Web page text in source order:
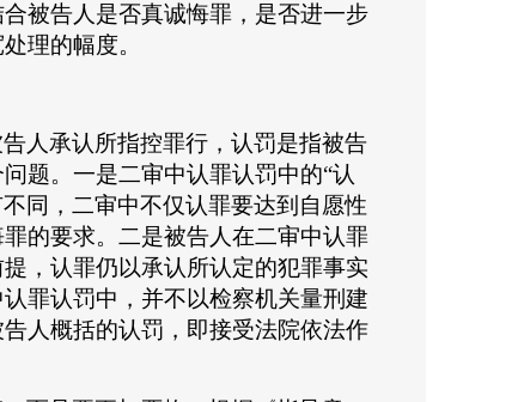
被告人是否真诚悔罪，是否进一步
理的幅度。
人承认所指控罪行，认罚是指被告
题。一是二审中认罪认罚中的“认
同，二审中不仅认罪要达到自愿性
的要求。二是被告人在二审中认罪
，认罪仍以承认所认定的犯罪事实
罪认罚中，并不以检察机关量刑建
人概括的认罚，即接受法院依法作